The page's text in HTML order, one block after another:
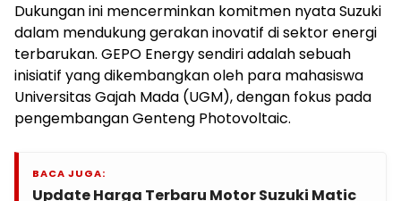
Dukungan ini mencerminkan komitmen nyata Suzuki
dalam mendukung gerakan inovatif di sektor energi
terbarukan. GEPO Energy sendiri adalah sebuah
inisiatif yang dikembangkan oleh para mahasiswa
Universitas Gajah Mada (UGM), dengan fokus pada
pengembangan Genteng Photovoltaic.
BACA JUGA:
Update Harga Terbaru Motor Suzuki Matic